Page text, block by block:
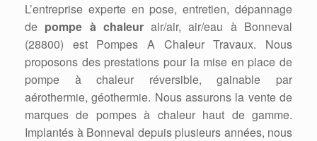
L’entreprise experte en pose, entretien, dépannage
de pompe à chaleurair/air, air/eau à Bonneval
(28800) est Pompes A Chaleur Travaux. Nous
proposons des prestations pour la mise en place de
pompe à chaleur réversible, gainable par
aérothermie, géothermie. Nous assurons la vente de
marques de pompes à chaleur haut de gamme.
Implantés à Bonneval depuis plusieurs années, nous